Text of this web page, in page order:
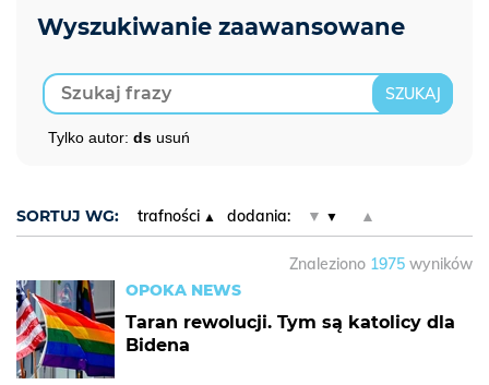
Tylko autor: ds usuń
SORTUJ WG: trafności dodania: ▼ ▲
Znaleziono 1975 wyników
OPOKA NEWS
Taran rewolucji. Tym są katolicy dla
Bidena